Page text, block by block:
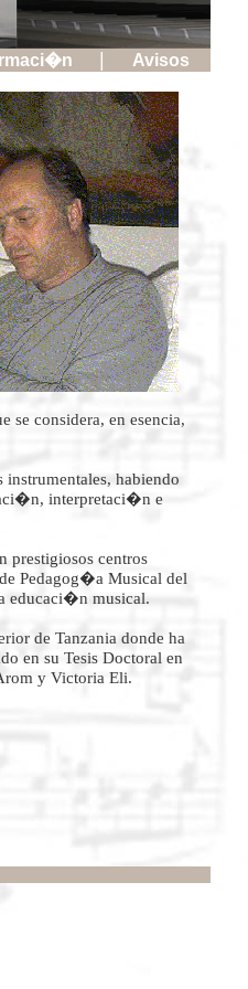
Avisos
se considera, en esencia,
habiendo
interpretaci�n e
prestigiosos centros
Pedagog�a Musical del
educaci�n musical.
de Tanzania donde ha
en su Tesis Doctoral en
y Victoria Eli.